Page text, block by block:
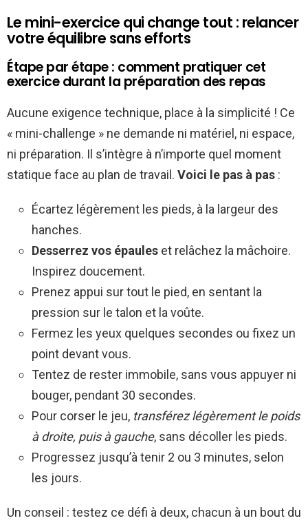
Le mini-exercice qui change tout : relancer
votre équilibre sans efforts
Étape par étape : comment pratiquer cet
exercice durant la préparation des repas
Aucune exigence technique, place à la simplicité ! Ce
« mini-challenge » ne demande ni matériel, ni espace,
ni préparation. Il s’intègre à n’importe quel moment
statique face au plan de travail. Voici le pas à pas :
Écartez légèrement les pieds, à la largeur des
hanches.
Desserrez vos épaules et relâchez la mâchoire.
Inspirez doucement.
Prenez appui sur tout le pied, en sentant la
pression sur le talon et la voûte.
Fermez les yeux quelques secondes ou fixez un
point devant vous.
Tentez de rester immobile, sans vous appuyer ni
bouger, pendant 30 secondes.
Pour corser le jeu, transférez légèrement le poids
à droite, puis à gauche, sans décoller les pieds.
Progressez jusqu’à tenir 2 ou 3 minutes, selon
les jours.
Un conseil : testez ce défi à deux, chacun à un bout du